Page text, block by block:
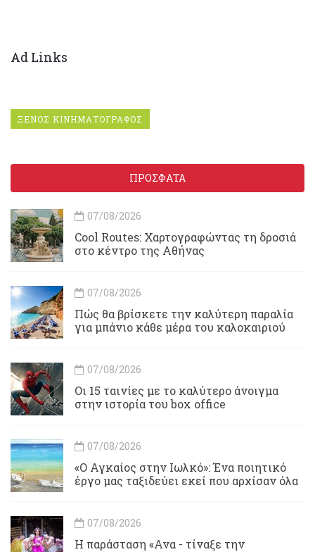
Ad Links
ΞΕΝΟΣ ΚΙΝΗΜΑΤΟΓΡΑΦΟΣ
ΠΡΟΣΦΑΤΑ
07/08/2026
Cool Routes: Χαρτογραφώντας τη δροσιά
στο κέντρο της Αθήνας
07/08/2026
Πώς θα βρίσκετε την καλύτερη παραλία
για μπάνιο κάθε μέρα του καλοκαιριού
07/08/2026
Οι 15 ταινίες με το καλύτερο άνοιγμα
στην ιστορία του box office
07/08/2026
«Ο Αγκαίος στην Ιωλκό»: Ένα ποιητικό
έργο μας ταξιδεύει εκεί που αρχίσαν όλα
07/08/2026
Η παράσταση «Ανα - τίναξε την